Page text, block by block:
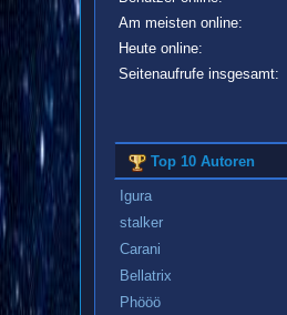
Am meisten online:
Heute online:
Seitenaufrufe insgesamt:
Top 10 Autoren
Igura
stalker
Carani
Bellatrix
Phööö